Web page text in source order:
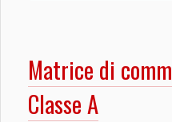
Matrice di
Classe A